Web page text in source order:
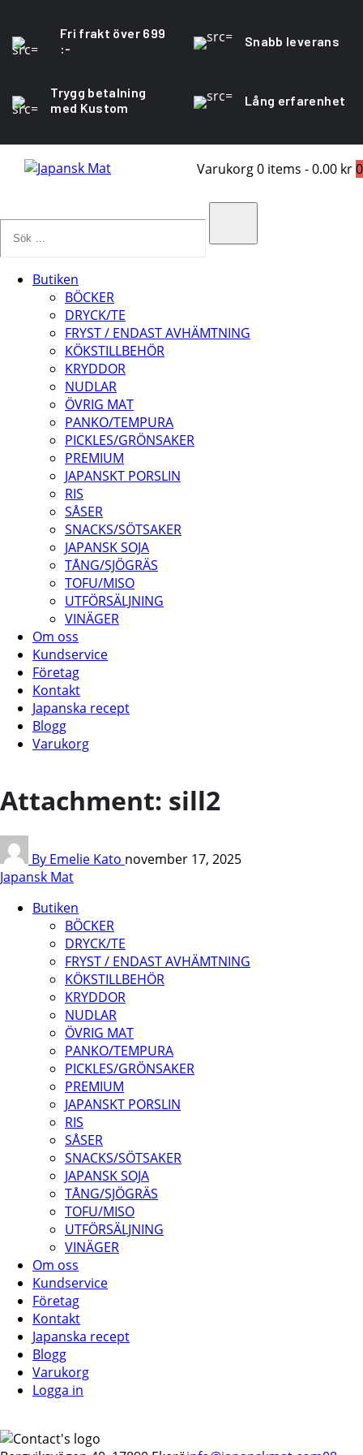
Fri frakt över 699
:-
Snabb leverans
Trygg betalning
med Kustom
Lång erfarenhet
Varukorg0 items -0.00 kr0
Butiken
BÖCKER
DRYCK/TE
FRYST / ENDAST AVHÄMTNING
KÖKSTILLBEHÖR
KRYDDOR
NUDLAR
ÖVRIG MAT
PANKO/TEMPURA
PICKLES/GRÖNSAKER
PREMIUM
JAPANSKT PORSLIN
RIS
SÅSER
SNACKS/SÖTSAKER
JAPANSK SOJA
TÅNG/SJÖGRÄS
TOFU/MISO
UTFÖRSÄLJNING
VINÄGER
Om oss
Kundservice
Företag
Kontakt
Japanska recept
Blogg
Varukorg
Attachment: sill2
By Emelie Kato november 17, 2025
Japansk Mat
Butiken
BÖCKER
DRYCK/TE
FRYST / ENDAST AVHÄMTNING
KÖKSTILLBEHÖR
KRYDDOR
NUDLAR
ÖVRIG MAT
PANKO/TEMPURA
PICKLES/GRÖNSAKER
PREMIUM
JAPANSKT PORSLIN
RIS
SÅSER
SNACKS/SÖTSAKER
JAPANSK SOJA
TÅNG/SJÖGRÄS
TOFU/MISO
UTFÖRSÄLJNING
VINÄGER
Om oss
Kundservice
Företag
Kontakt
Japanska recept
Blogg
Varukorg
Logga in